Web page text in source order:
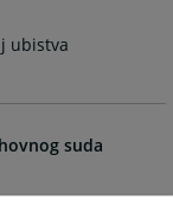
ubistva
suda